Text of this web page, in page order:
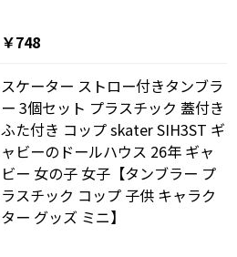
￥748
スケーター ストロー付きタンブラ
ー 3個セット プラスチック 蓋付き
ふた付き コップ skater SIH3ST ギ
ャビーのドールハウス 26年 ギャ
ビー 女の子 女子【タンブラー プ
ラスチック コップ 子供 キャラク
ター グッズ ミニ】